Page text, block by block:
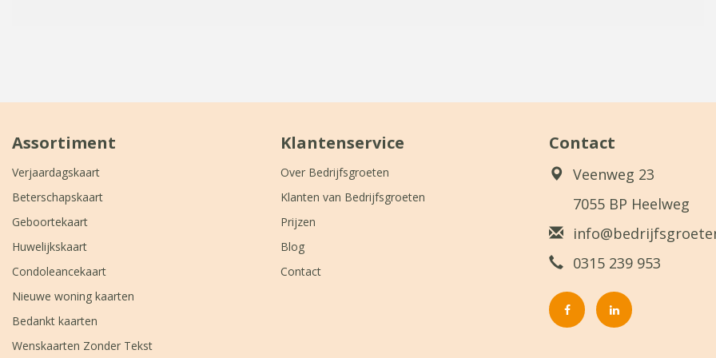
Assortiment
Verjaardagskaart
Beterschapskaart
Geboortekaart
Huwelijkskaart
Condoleancekaart
Nieuwe woning kaarten
Bedankt kaarten
Wenskaarten Zonder Tekst
Klantenservice
Over Bedrijfsgroeten
Klanten van Bedrijfsgroeten
Prijzen
Blog
Contact
Contact
Veenweg 23
7055 BP Heelweg
0315 239 953